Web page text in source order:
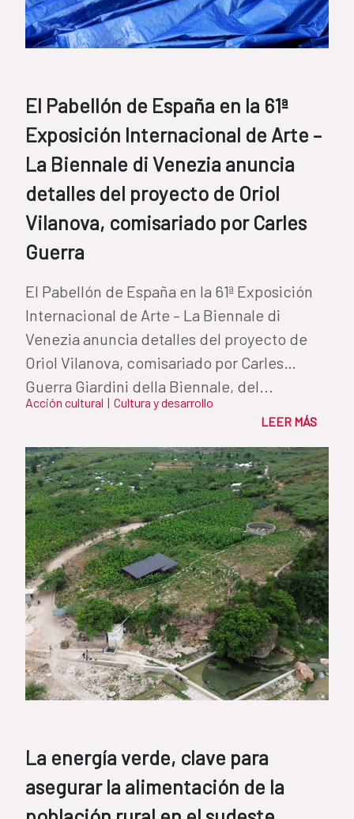
El Pabellón de España en la 61ª
Exposición Internacional de Arte –
La Biennale di Venezia anuncia
detalles del proyecto de Oriol
Vilanova, comisariado por Carles
Guerra
El Pabellón de España en la 61ª Exposición
Internacional de Arte – La Biennale di
Venezia anuncia detalles del proyecto de
Oriol Vilanova, comisariado por Carles
Guerra Giardini della Biennale, del...
Acción cultural | Cultura y desarrollo
LEER MÁS
La energía verde, clave para
asegurar la alimentación de la